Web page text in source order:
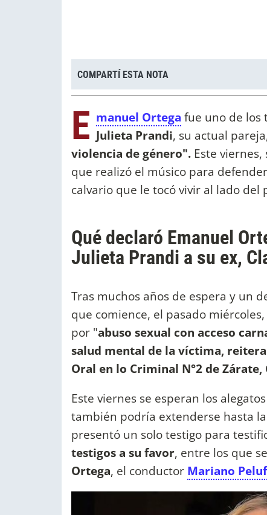
COMPARTÍ ESTA NOTA
E manuel Ortega fue uno de los
Julieta Prandi, su actual
violencia de género". Este
que realizó el músico para
calvario que le tocó vivir al lado del
Qué declaró Emanuel
Julieta Prandi a su ex,
Tras muchos años de espera y un
que comience, el pasado
por "abuso sexual con acceso
salud mental de la víctima,
Oral en lo Criminal N°2 de Zárate,
Este viernes se esperan los
también podría extenderse hasta
presentó un solo testigo para
testigos a su favor, entre los que
Ortega, el conductor Mariano